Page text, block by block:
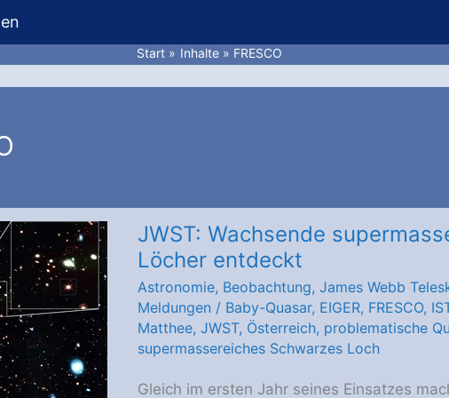
Start Inhalte FRESCO
JWST: Wachsende
Löcher entdeckt
Astronomie, Beobachtung, James Webb
Meldungen / Baby-Quasar, EIGER, FRESCO,
Matthee, JWST, Österreich, problematische
supermassereiches Schwarzes Loch
Gleich im ersten Jahr seines Einsatzes